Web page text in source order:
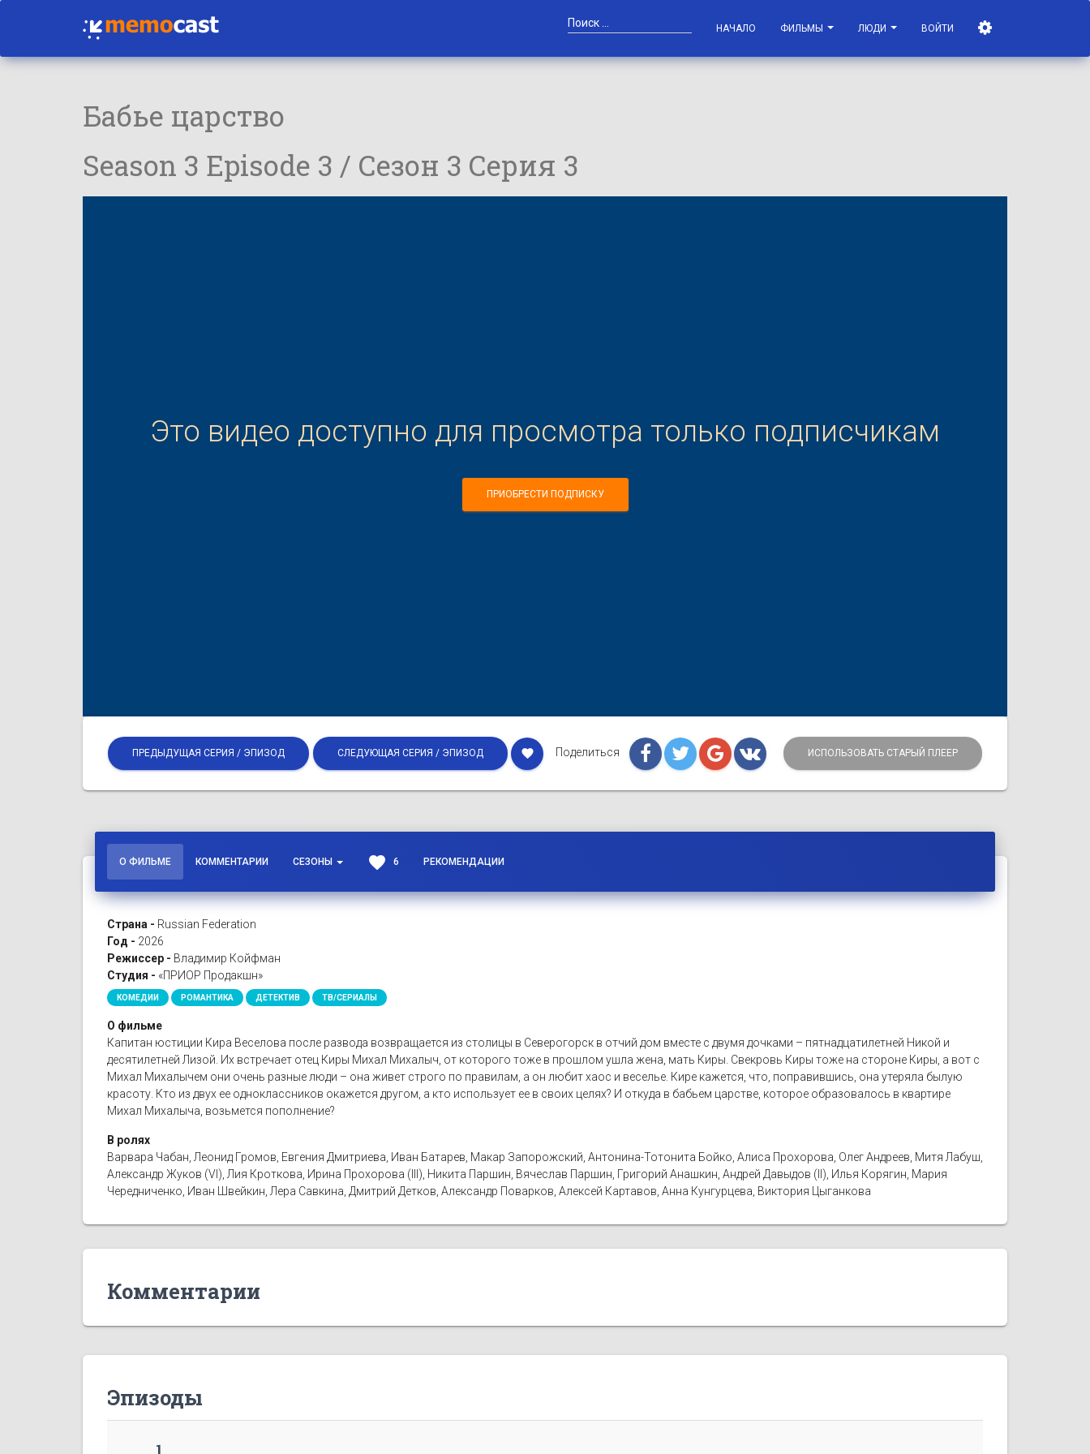
НАЧАЛО ФИЛЬМЫ ЛЮДИ ВОЙТИ
Бабье царство
Season 3 Episode 3 / Сезон 3 Серия 3
Это видео доступно для просмотра только подписчикам
ПРИОБРЕСТИ ПОДПИСКУ
ПРЕДЫДУЩАЯ СЕРИЯ / ЭПИЗОД СЛЕДУЮЩАЯ СЕРИЯ / ЭПИЗОД favorite Поделиться ИСПОЛЬЗОВАТЬ СТАРЫЙ ПЛЕЕР
О ФИЛЬМЕ КОММЕНТАРИИ СЕЗОНЫ favorite 6 РЕКОМЕНДАЦИИ
Страна - Russian Federation
Год - 2026
Режиссер - Владимир Койфман
Студия - «ПРИОР Продакшн»
КОМЕДИИ РОМАНТИКА ДЕТЕКТИВ ТВ/СЕРИАЛЫ
О фильме
Капитан юстиции Кира Веселова после развода возвращается из столицы в Северогорск в отчий дом вместе с двумя дочками – пятнадцатилетней Никой и
десятилетней Лизой. Их встречает отец Киры Михал Михалыч, от которого тоже в прошлом ушла жена, мать Киры. Свекровь Киры тоже на стороне Киры, а вот с
Михал Михалычем они очень разные люди – она живет строго по правилам, а он любит хаос и веселье. Кире кажется, что, поправившись, она утеряла былую
красоту. Кто из двух ее одноклассников окажется другом, а кто использует ее в своих целях? И откуда в бабьем царстве, которое образовалось в квартире
Михал Михалыча, возьмется пополнение?
В ролях
Варвара Чабан, Леонид Громов, Евгения Дмитриева, Иван Батарев, Макар Запорожский, Антонина-Тотонита Бойко, Алиса Прохорова, Олег Андреев, Митя Лабуш,
Александр Жуков (VI), Лия Кроткова, Ирина Прохорова (III), Никита Паршин, Вячеслав Паршин, Григорий Анашкин, Андрей Давыдов (II), Илья Корягин, Мария
Чередниченко, Иван Швейкин, Лера Савкина, Дмитрий Детков, Александр Поварков, Алексей Картавов, Анна Кунгурцева, Виктория Цыганкова
Комментарии
Эпизоды
1